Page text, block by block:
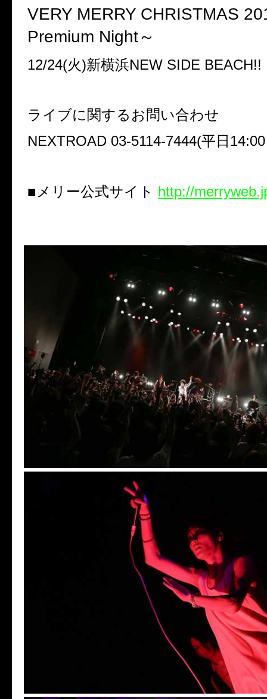
VERY MERRY CHRISTMAS
Premium Night～
12/24(火)新横浜NEW SIDE BEACH!!
ライブに関するお問い合わせ
NEXTROAD 03-5114-7444(平日 14:00
■メリー公式サイト http://